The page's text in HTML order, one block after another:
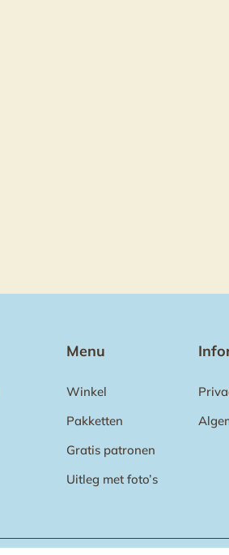
Menu
Winkel
Pakketten
Gratis patronen
Uitleg met foto’s